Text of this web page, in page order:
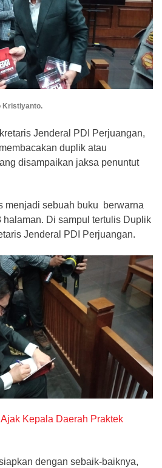
Kristiyanto.
Jenderal PDI Perjuangan,
duplik atau
disampaikan jaksa penuntut
menjadi sebuah buku berwarna
halaman. Di sampul tertulis Duplik
Jenderal PDI Perjuangan.
Kepala Daerah Praktek
dengan sebaik-baiknya,